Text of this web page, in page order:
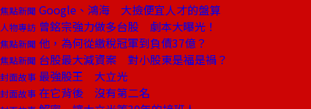
焦點新聞 Google、鴻海 大撿便宜人才的盤算
人物專訪 曾銘宗強力做多台股 劇本大曝光！
焦點新聞 他，為何從繳稅冠軍到負債37億？
焦點新聞 台股最大減資案 對小股東是福是禍？
封面故事 最強股王 大立光
封面故事 在它背後 沒有第二名